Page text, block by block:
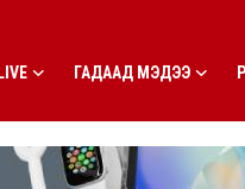
LIVE ГАДААД МЭДЭЭ